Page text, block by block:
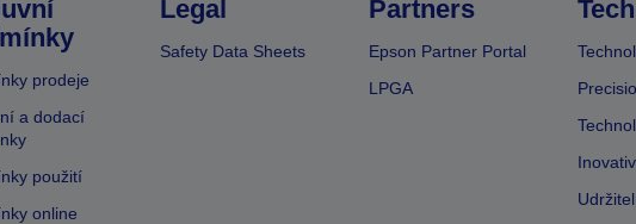
prodeje
a dodací
použití
online
Legal
Safety Data Sheets
Partners
Epson Partner Portal
LPGA